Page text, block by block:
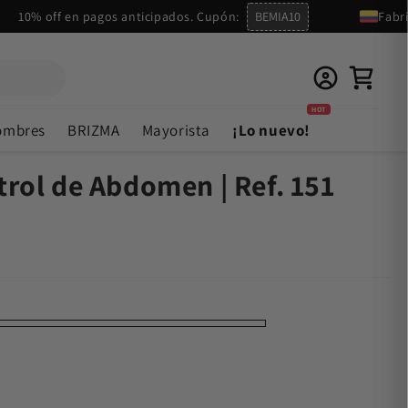
off en pagos anticipados. Cupón: BEMIA10
BRIZMA Mayorista ¡Lo nuevo!
HOT
de Abdomen | Ref. 151